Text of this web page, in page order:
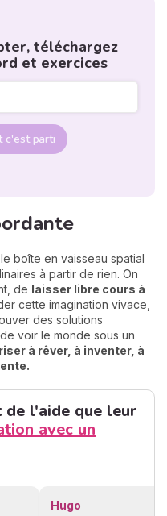
téléchargez
et exercices
c'est parti
boîte en vaisseau spatial
à partir de rien. On
de laisser libre cours à
cette imagination vivace,
des solutions
voir le monde sous un
à rêver, à inventer, à
de l'aide que leur
avec un
Hugo